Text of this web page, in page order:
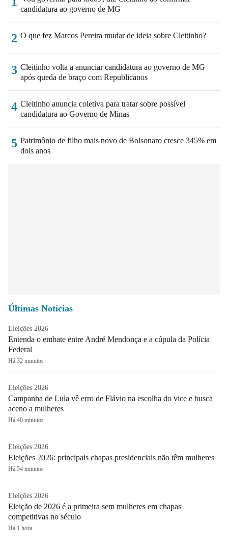
candidatura ao governo de MG
2 O que fez Marcos Pereira mudar de ideia sobre Cleitinho?
3 Cleitinho volta a anunciar candidatura ao governo de MG
após queda de braço com Republicanos
4 Cleitinho anuncia coletiva para tratar sobre possível
candidatura ao Governo de Minas
5 Patrimônio de filho mais novo de Bolsonaro cresce 345% em
dois anos
Últimas Notícias
Eleições 2026
Entenda o embate entre André Mendonça e a cúpula da Polícia
Federal
Há 32 minutos
Eleições 2026
Campanha de Lula vê erro de Flávio na escolha do vice e busca
aceno a mulheres
Há 40 minutos
Eleições 2026
Eleições 2026: principais chapas presidenciais não têm mulheres
Há 54 minutos
Eleições 2026
Eleição de 2026 é a primeira sem mulheres em chapas
competitivas no século
Há 1 hora